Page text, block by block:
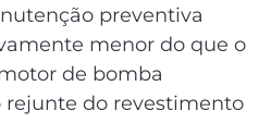
preventiva
menor do que o
de bomba
rejunte do revestimento